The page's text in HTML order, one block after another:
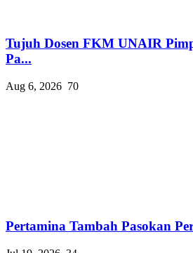
Tujuh Dosen FKM UNAIR
Pa...
Aug 6, 2026 70
Pertamina Tambah Pasokan